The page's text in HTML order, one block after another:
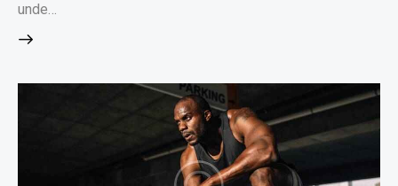
unde…